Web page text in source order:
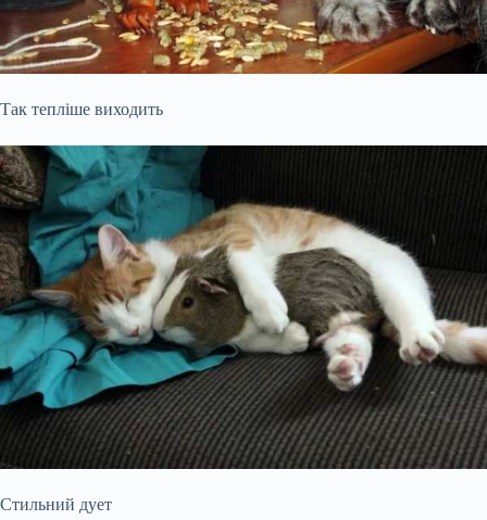
Так тепліше виходить
Стильний дует